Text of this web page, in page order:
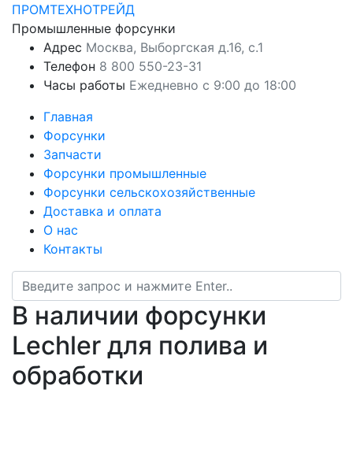
ПРОМТЕХНОТРЕЙД
Промышленные форсунки
Адрес Москва, Выборгская д.16, с.1
Телефон 8 800 550-23-31
Часы работы Ежедневно с 9:00 до 18:00
Главная
Форсунки
Запчасти
Форсунки промышленные
Форсунки сельскохозяйственные
Доставка и оплата
О нас
Контакты
В наличии форсунки
Lechler для полива и
обработки